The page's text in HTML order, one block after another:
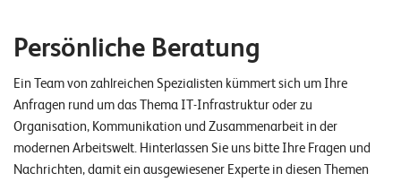
Persönliche Beratung
Ein Team von zahlreichen Spezialisten kümmert sich um Ihre
Anfragen rund um das Thema IT-Infrastruktur oder zu
Organisation, Kommunikation und Zusammenarbeit in der
modernen Arbeitswelt. Hinterlassen Sie uns bitte Ihre Fragen und
Nachrichten, damit ein ausgewiesener Experte in diesen Themen